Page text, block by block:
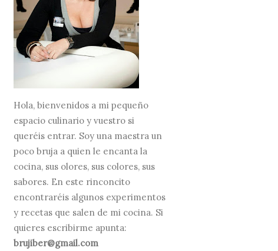
Hola, bienvenidos a mi pequeño
espacio culinario y vuestro si
queréis entrar. Soy una maestra un
poco bruja a quien le encanta la
cocina, sus olores, sus colores, sus
sabores. En este rinconcito
encontraréis algunos experimentos
y recetas que salen de mi cocina. Si
quieres escribirme apunta:
brujiber@gmail.com